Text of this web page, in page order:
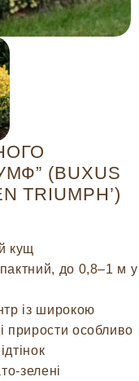
(BUXUS
TRIUMPH’)
кущ
до 0,8–1 м у
із широкою
прирости особливо
зелені